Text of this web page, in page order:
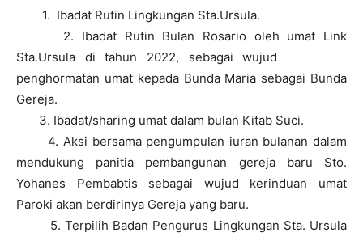
1. Ibadat Rutin Lingkungan Sta.Ursula.
2. Ibadat Rutin Bulan Rosario oleh umat Link
Sta.Ursula di tahun 2022, sebagai wujud
penghormatan umat kepada Bunda Maria sebagai Bunda
Gereja.
3. Ibadat/sharing umat dalam bulan Kitab Suci.
4. Aksi bersama pengumpulan iuran bulanan dalam
mendukung panitia pembangunan gereja baru Sto.
Yohanes Pembabtis sebagai wujud kerinduan umat
Paroki akan berdirinya Gereja yang baru.
5. Terpilih Badan Pengurus Lingkungan Sta. Ursula